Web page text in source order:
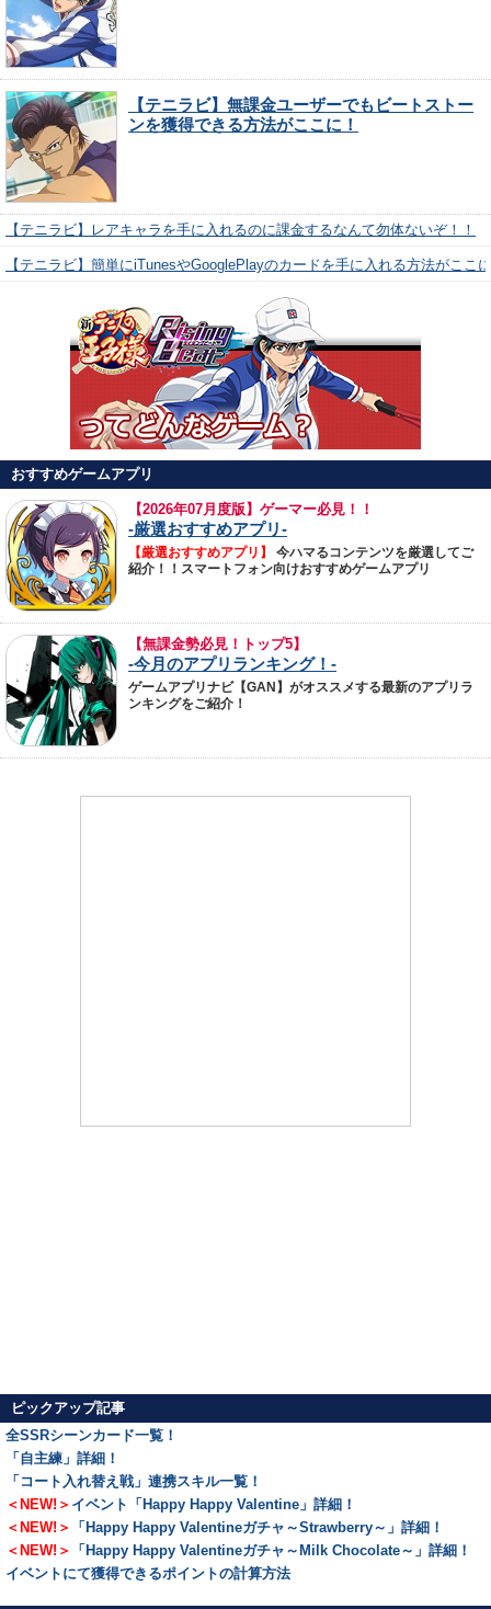
【テニラビ】無課金ユーザーでもビートストー
ンを獲得できる方法がここに！
【テニラビ】レアキャラを手に入れるのに課金するなんて勿体ないぞ！！
【テニラビ】簡単にiTunesやGooglePlayのカードを手に入れる方法がここ
おすすめゲームアプリ
【2026年07月度版】ゲーマー必見！！
-厳選おすすめアプリ-
【厳選おすすめアプリ】
今ハマるコンテンツを厳選してご
紹介！！スマートフォン向けおすすめゲームアプリ
【無課金勢必見！トップ5】
-今月のアプリランキング！-
ゲームアプリナビ【GAN】がオススメする最新のアプリラ
ンキングをご紹介！
ピックアップ記事
全SSRシーンカード一覧！
「自主練」詳細！
「コート入れ替え戦」連携スキル一覧！
＜NEW!＞ イベント「Happy Happy Valentine」詳細！
＜NEW!＞
「Happy Happy Valentineガチャ～Strawberry～」詳細！
＜NEW!＞
「Happy Happy Valentineガチャ～Milk Chocolate～」詳細！
イベントにて獲得できるポイントの計算方法